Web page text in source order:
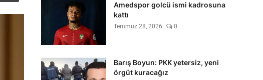
Amedspor golcü ismi kadrosuna
kattı
Temmuz 28, 2026 0
Barış Boyun: PKK yetersiz, yeni
örgüt kuracağız